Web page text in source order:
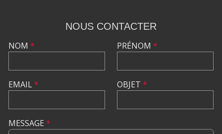
NOUS CONTACTER
NOM *
EMAIL*
PRÉNOM *
OBJET *
MESSAGE *